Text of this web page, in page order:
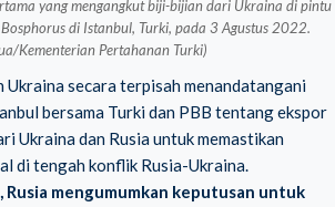
yang mengangkut biji-bijian dari Ukraina di pintu
di Istanbul, Turki, pada 3 Agustus 2022.
Kementerian Pertahanan Turki)
Ukraina secara terpisah menandatangani
bersama Turki dan PBB tentang ekspor
Ukraina dan Rusia untuk memastikan
di tengah konflik Rusia-Ukraina.
Rusia mengumumkan keputusan untuk